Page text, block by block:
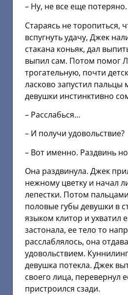
– Ну, не все еще потеряно.
Стараясь не торопиться,
вспугнуть удачу, Джек
стакана коньяк, дал
выпил сам. Потом помог
трогательную, почти
ласково запустил пальцы
девушки инстинктивно
– Расслабься…
– И получи удовольствие?
– Вот именно. Раздвинь
Она раздвинула. Джек
нежному цветку и начал
лепестки. Потом
половые губы девушки в
языком клитор и ухватил
застонала, ее тело то
расслаблялось, она
удовольствием.
девушка потекла. Джек
своего лица, перевернул
пристроился сзади.